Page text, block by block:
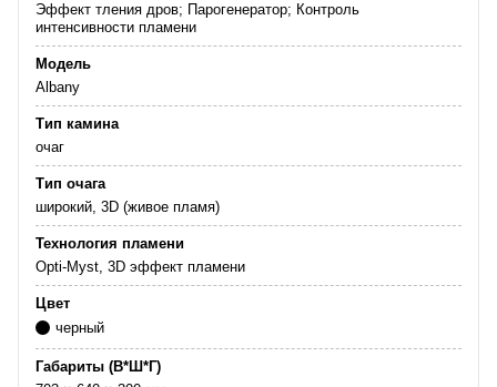
Эффект тления дров; Парогенератор; Контроль
интенсивности пламени
Модель
Albany
Тип камина
очаг
Тип очага
широкий, 3D (живое пламя)
Технология пламени
Opti-Myst, 3D эффект пламени
Цвет
черный
Габариты (В*Ш*Г)